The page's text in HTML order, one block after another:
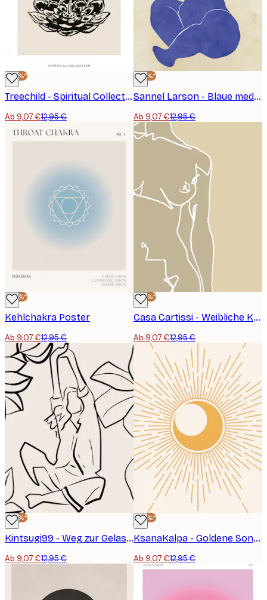
-30%*
Treechild - Spiritual Collection No11 Poster
Ab 9,07 €12,95 €
-30%*
Sannel Larson - Blaue meditative Pose Poster
Ab 9,07 €12,95 €
-30%*
Kehlchakra Poster
Ab 9,07 €12,95 €
-30%*
Casa Cartissi - Weibliche Kontur Poster
Ab 9,07 €12,95 €
-30%*
Kintsugi99 - Weg zur Gelassenheit Poster
Ab 9,07 €12,95 €
-30%*
KsanaKalpa - Goldene Sonnen- und Mondstrahlen Poster
Ab 9,07 €12,95 €